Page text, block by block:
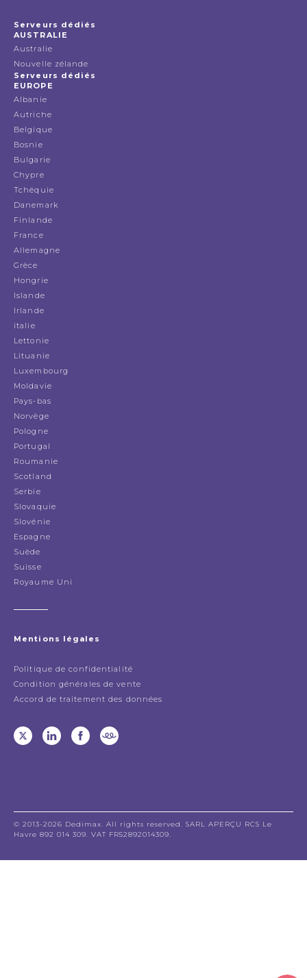
Serveurs dédiés
AUSTRALIE
Australie
Nouvelle zélande
Serveurs dédiés
EUROPE
Albanie
Autriche
Belgique
Bosnie
Bulgarie
Chypre
Tchéquie
Danemark
Finlande
France
Allemagne
Grèce
Hongrie
Islande
Irlande
italie
Lettonie
Lituanie
Luxembourg
Moldavie
Pays-bas
Norvège
Pologne
Portugal
Roumanie
Scotland
Serbie
Slovaquie
Slovénie
Espagne
Suède
Suisse
Royaume Uni
Mentions légales
Politique de confidentialité
Condition générales de vente
Accord de traitement des données
© 2013-2026 Dedimax. All rights reserved. SARL APERÇU RCS Le
Havre 892 014 309. VAT FR52892014309.